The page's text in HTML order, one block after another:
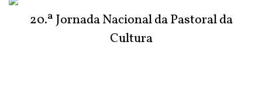
20.ª Jornada Nacional da Pastoral da
Cultura